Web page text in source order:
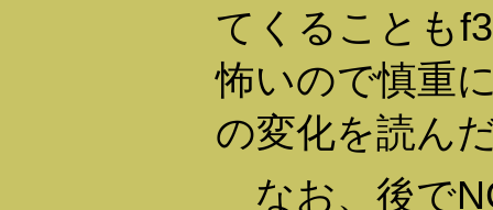
てくることも
怖いので慎重
の変化を読ん
なお、後で